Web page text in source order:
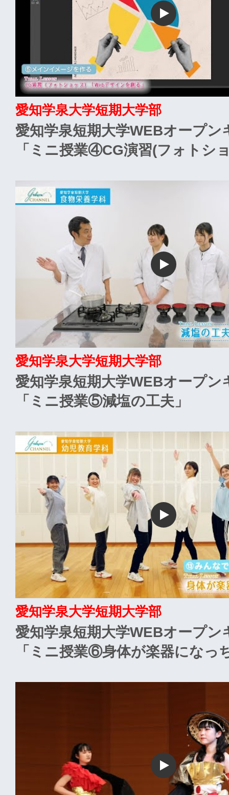
愛知学泉大学短期大学部
愛知学泉短期大学WEBオープン
「ミニ授業④CG演習(フォトシ
愛知学泉大学短期大学部
愛知学泉短期大学WEBオープン
「ミニ授業⑤減塩の工夫」
愛知学泉大学短期大学部
愛知学泉短期大学WEBオープン
「ミニ授業⑥身体が楽器になっ